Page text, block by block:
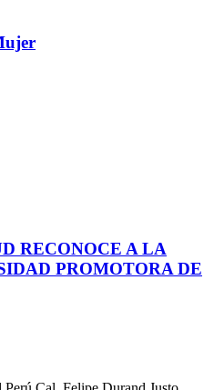
RECONOCE A LA
PROMOTORA DE